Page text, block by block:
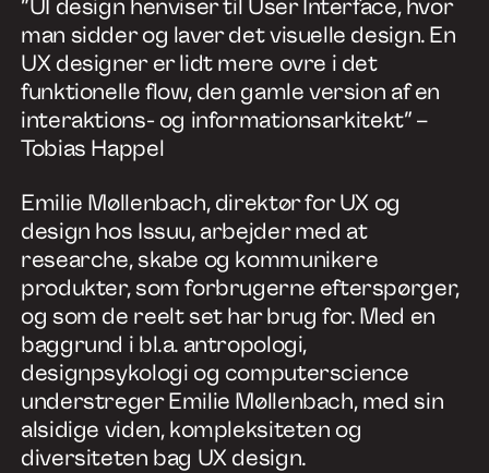
”UI design henviser til User Interface, hvor
man sidder og laver det visuelle design. En
UX designer er lidt mere ovre i det
funktionelle flow, den gamle version af en
interaktions- og informationsarkitekt” –
Tobias Happel
Emilie Møllenbach, direktør for UX og
design hos Issuu, arbejder med at
researche, skabe og kommunikere
produkter, som forbrugerne efterspørger,
og som de reelt set har brug for. Med en
baggrund i bl.a. antropologi,
designpsykologi og computerscience
understreger Emilie Møllenbach, med sin
alsidige viden, kompleksiteten og
diversiteten bag UX design.